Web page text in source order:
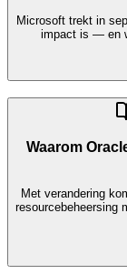
Microsoft trekt in
impact is — en
Waarom
Met verandering
resourcebeheersing